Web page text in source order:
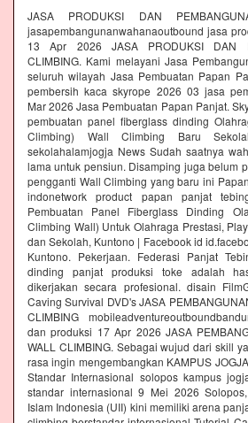
JASA PRODUKSI DAN
jasapembangunanwahanaoutbound jasa
13 Apr 2026 JASA PRODUKSI DAN
CLIMBING. Kami melayani Jasa
seluruh wilayah Jasa Pembuatan Papan
pembersih kaca skyrope 2026 03 jasa
Mar 2026 Jasa Pembuatan Papan Panjat.
pembuatan panel fiberglass dinding
Climbing) Wall Climbing Baru
sekolahalamjogja News Sudah saatnya
lama untuk pensiun. Disamping juga belum
pengganti Wall Climbing yang baru ini
indonetwork product papan panjat
Pembuatan Panel Fiberglass Dinding
Climbing Wall) Untuk Olahraga Prestasi,
dan Sekolah, Kuntono | Facebook id
Kuntono. Pekerjaan. Federasi Panjat
dinding panjat produksi toke adalah
dikerjakan secara profesional. disain
Caving Survival DVD's JASA
CLIMBING
dan produksi 17 Apr 2026 JASA
WALL CLIMBING. Sebagai wujud dari skill
rasa ingin mengembangkan KAMPUS
Standar Internasional solopos kampus
standar internasional 9 Mei 2026
Islam Indonesia (UII) kini memiliki arena